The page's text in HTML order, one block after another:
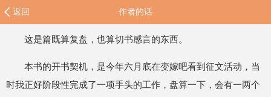
返回 作者的话
这是篇既算复盘，也算切书感言的东西。
本书的开书契机，是今年六月底在变嫁吧看到征文活动，当
时我正好阶段性完成了一项手头的工作，盘算一下，会有一两个